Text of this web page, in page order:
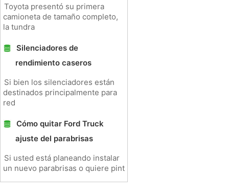
Toyota presentó su primera
camioneta de tamaño completo,
la tundra
Silenciadores de
rendimiento caseros
Si bien los silenciadores están
destinados principalmente para
red
Cómo quitar Ford Truck
ajuste del parabrisas
Si usted está planeando instalar
un nuevo parabrisas o quiere pint